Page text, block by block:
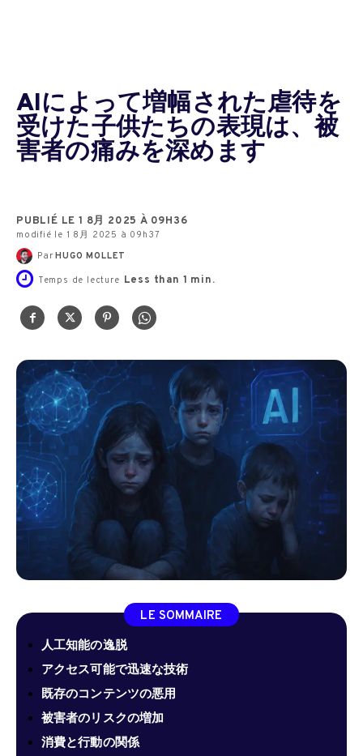
AIによって増幅された虐待を
受けた子供たちの表現は、被
害者の痛みを深めます
PUBLIÉ LE 1 8月 2025 À 09H36
modifié le 1 8月 2025 à 09h37
Par HUGO MOLLET
Temps de lecture Less than 1 min.
LE SOMMAIRE
人工知能の逸脱
アクセス可能で迅速な技術
既存のコンテンツの悪用
被害者のリスクの増加
消費と行動の関係